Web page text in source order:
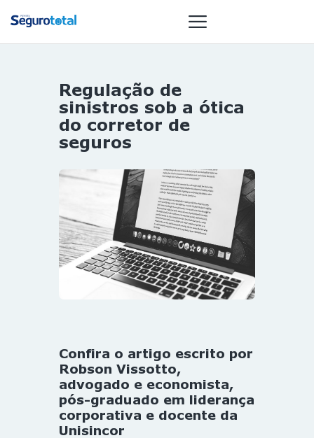
NOTÍCIAS
REVISTA
ESPECIAIS
OURO
ST SUMMIT
MULHERES
GESTORAS
HOMEST
HOME
Regulação de
sinistros sob a ótica
do corretor de
seguros
Confira o artigo escrito por
Robson Vissotto,
advogado e economista,
pós-graduado em liderança
corporativa e docente da
Unisincor